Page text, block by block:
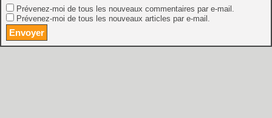
Prévenez-moi de tous les nouveaux commentaires par e-mail.
Prévenez-moi de tous les nouveaux articles par e-mail.